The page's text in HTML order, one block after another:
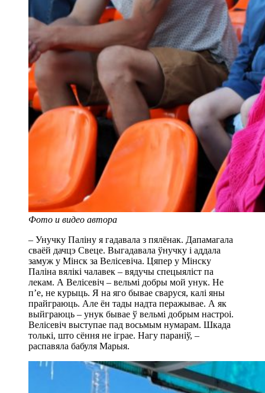
Фото и видео автора
– Унучку Паліну я гадавала з пялёнак. Дапамагала
сваёй дачцэ Свеце. Выгадавала ўнучку і аддала
замуж у Мінск за Велісевіча. Цяпер у Мінску
Паліна вялікі чалавек – вядучы спецыяліст па
лекам. А Велісевіч – вельмі добры мой унук. Не
п’е, не курыць. Я на яго бывае сваруся, калі яны
прайграюць. Але ён тады надта перажывае. А як
выйграюць – унук бывае ў вельмі добрым настроі.
Велісевіч выступае пад восьмым нумарам. Шкада
толькі, што сёння не іграе. Нагу параніў, –
распавяла бабуля Марыя.